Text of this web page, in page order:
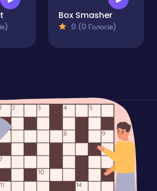
Box Smasher
0 (0 Голосів)